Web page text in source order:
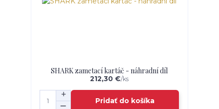
SHARK zametací kartáč - náhradní díl
212,30 €/ks
Pridať do košíka